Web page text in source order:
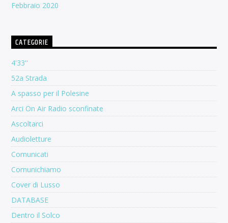
Febbraio 2020
CATEGORIE
4'33''
52a Strada
A spasso per il Polesine
Arci On Air Radio sconfinate
Ascoltarci
Audioletture
Comunicati
Comunichiamo
Cover di Lusso
DATABASE
Dentro il Solco